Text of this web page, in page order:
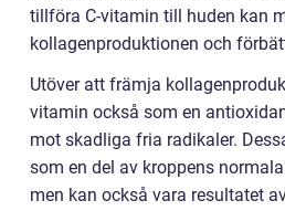
tillföra C-vitamin till huden kan
kollagenproduktionen och
Utöver att främja
vitamin också som en
mot skadliga fria radikaler.
som en del av kroppens
men kan också vara resultatet